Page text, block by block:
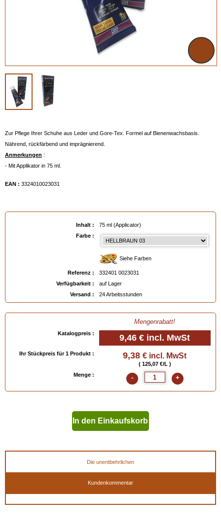
Zur Pflege Ihrer Schuhe aus Leder und Gore-Tex. Formel auf Bienenwachsbasis.
Nährend, rückfärbend und imprägnierend.
Anmerkungen :
- Mit Applikator in 75 ml.
EAN : 3324010023031
Inhalt :
75 ml (Applicator)
Farbe :
Siehe Farben
Referenz :
332401 0023031
Verfügbarkeit :
auf Lager
Versand :
24 Arbeitsstunden
Mengenrabatt!
Katalogpreis : 9,46 € incl. MwSt
Ihr Stückpreis für 1 Produkt : 9,38 € incl. MwSt
( 125,07 €/L )
Menge :
- +
In den Einkaufskorb
Die unentbehrlichen
Kundenkommentar